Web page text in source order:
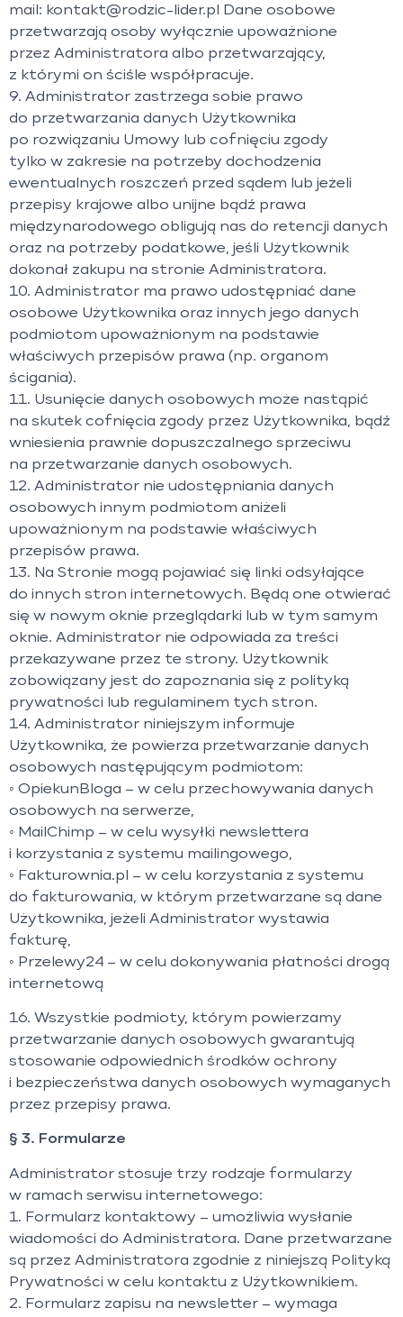
mail: kontakt@rodzic-lider.pl Dane osobowe
przetwarzają osoby wyłącznie upoważnione
przez Administratora albo przetwarzający,
z którymi on ściśle współpracuje.
9. Administrator zastrzega sobie prawo
do przetwarzania danych Użytkownika
po rozwiązaniu Umowy lub cofnięciu zgody
tylko w zakresie na potrzeby dochodzenia
ewentualnych roszczeń przed sądem lub jeżeli
przepisy krajowe albo unijne bądź prawa
międzynarodowego obligują nas do retencji danych
oraz na potrzeby podatkowe, jeśli Użytkownik
dokonał zakupu na stronie Administratora.
10. Administrator ma prawo udostępniać dane
osobowe Użytkownika oraz innych jego danych
podmiotom upoważnionym na podstawie
właściwych przepisów prawa (np. organom
ścigania).
11. Usunięcie danych osobowych może nastąpić
na skutek cofnięcia zgody przez Użytkownika, bądź
wniesienia prawnie dopuszczalnego sprzeciwu
na przetwarzanie danych osobowych.
12. Administrator nie udostępniania danych
osobowych innym podmiotom aniżeli
upoważnionym na podstawie właściwych
przepisów prawa.
13. Na Stronie mogą pojawiać się linki odsyłające
do innych stron internetowych. Będą one otwierać
się w nowym oknie przeglądarki lub w tym samym
oknie. Administrator nie odpowiada za treści
przekazywane przez te strony. Użytkownik
zobowiązany jest do zapoznania się z polityką
prywatności lub regulaminem tych stron.
14. Administrator niniejszym informuje
Użytkownika, że powierza przetwarzanie danych
osobowych następującym podmiotom:
◦ OpiekunBloga – w celu przechowywania danych
osobowych na serwerze,
◦ MailChimp – w celu wysyłki newslettera
i korzystania z systemu mailingowego,
◦ Fakturownia.pl – w celu korzystania z systemu
do fakturowania, w którym przetwarzane są dane
Użytkownika, jeżeli Administrator wystawia
fakturę,
◦ Przelewy24 – w celu dokonywania płatności drogą
internetową
16. Wszystkie podmioty, którym powierzamy
przetwarzanie danych osobowych gwarantują
stosowanie odpowiednich środków ochrony
i bezpieczeństwa danych osobowych wymaganych
przez przepisy prawa.
§ 3. Formularze
Administrator stosuje trzy rodzaje formularzy
w ramach serwisu internetowego:
1. Formularz kontaktowy – umożliwia wysłanie
wiadomości do Administratora. Dane przetwarzane
są przez Administratora zgodnie z niniejszą Polityką
Prywatności w celu kontaktu z Użytkownikiem.
2. Formularz zapisu na newsletter – wymaga